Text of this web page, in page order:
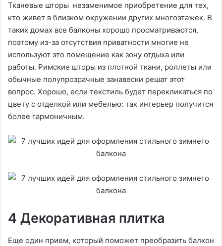
Тканевые шторы незаменимое приобретение для тех,
кто живет в близком окружении других многоэтажек. В
таких домах все балконы хорошо просматриваются,
поэтому из-за отсутствия приватности многие не
используют это помещение как зону отдыха или
работы. Римские шторы из плотной ткани, роллеты или
обычные полупрозрачные занавески решат этот
вопрос. Хорошо, если текстиль будет перекликаться по
цвету с отделкой или мебелью: так интерьер получится
более гармоничным.
4 Декоративная плитка
Еще один прием, который поможет преобразить балкон